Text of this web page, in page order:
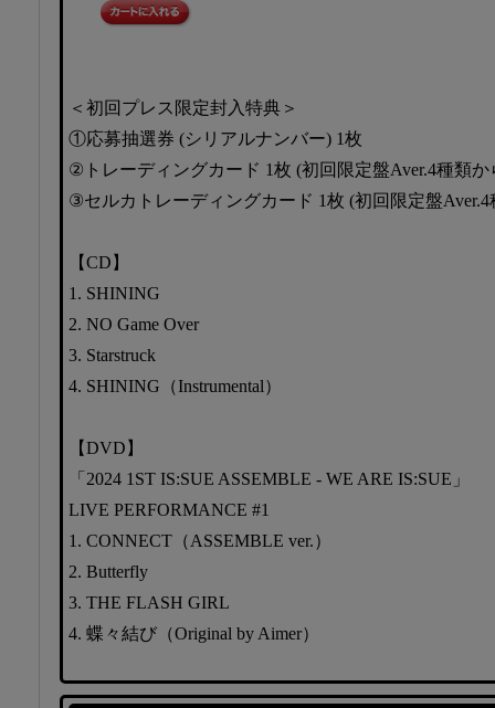
＜初回プレス限定封入特典＞
①応募抽選券 (シリアルナンバー) 1枚
②トレーディングカード 1枚 (初回限定盤Aver.4種類
③セルカトレーディングカード 1枚 (初回限定盤
【CD】
1. SHINING
2. NO Game Over
3. Starstruck
4. SHINING（Instrumental）
【DVD】
「2024 1ST IS:SUE ASSEMBLE - WE ARE IS:SUE」
LIVE PERFORMANCE #1
1. CONNECT（ASSEMBLE ver.）
2. Butterfly
3. THE FLASH GIRL
4. 蝶々結び（Original by Aimer）